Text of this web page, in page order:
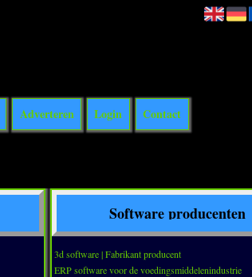
Adverteren Login Contact
Software producenten
3d software | Fabrikant producent
ERP software voor de voedingsmiddelenindustrie